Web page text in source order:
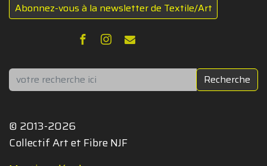
Abonnez-vous à la newsletter de Textile/Art
Rechercher Recherche
© 2013-2026
Collectif Art et Fibre NJF